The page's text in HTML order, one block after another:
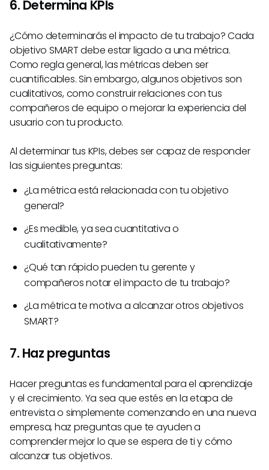
6. Determina KPIs
¿Cómo determinarás el impacto de tu trabajo? Cada
objetivo SMART debe estar ligado a una métrica.
Como regla general, las métricas deben ser
cuantificables. Sin embargo, algunos objetivos son
cualitativos, como construir relaciones con tus
compañeros de equipo o mejorar la experiencia del
usuario con tu producto.
Al determinar tus KPIs, debes ser capaz de responder
las siguientes preguntas:
¿La métrica está relacionada con tu objetivo
general?
¿Es medible, ya sea cuantitativa o
cualitativamente?
¿Qué tan rápido pueden tu gerente y
compañeros notar el impacto de tu trabajo?
¿La métrica te motiva a alcanzar otros objetivos
SMART?
7. Haz preguntas
Hacer preguntas es fundamental para el aprendizaje
y el crecimiento. Ya sea que estés en la etapa de
entrevista o simplemente comenzando en una nueva
empresa, haz preguntas que te ayuden a
comprender mejor lo que se espera de ti y cómo
alcanzar tus objetivos.